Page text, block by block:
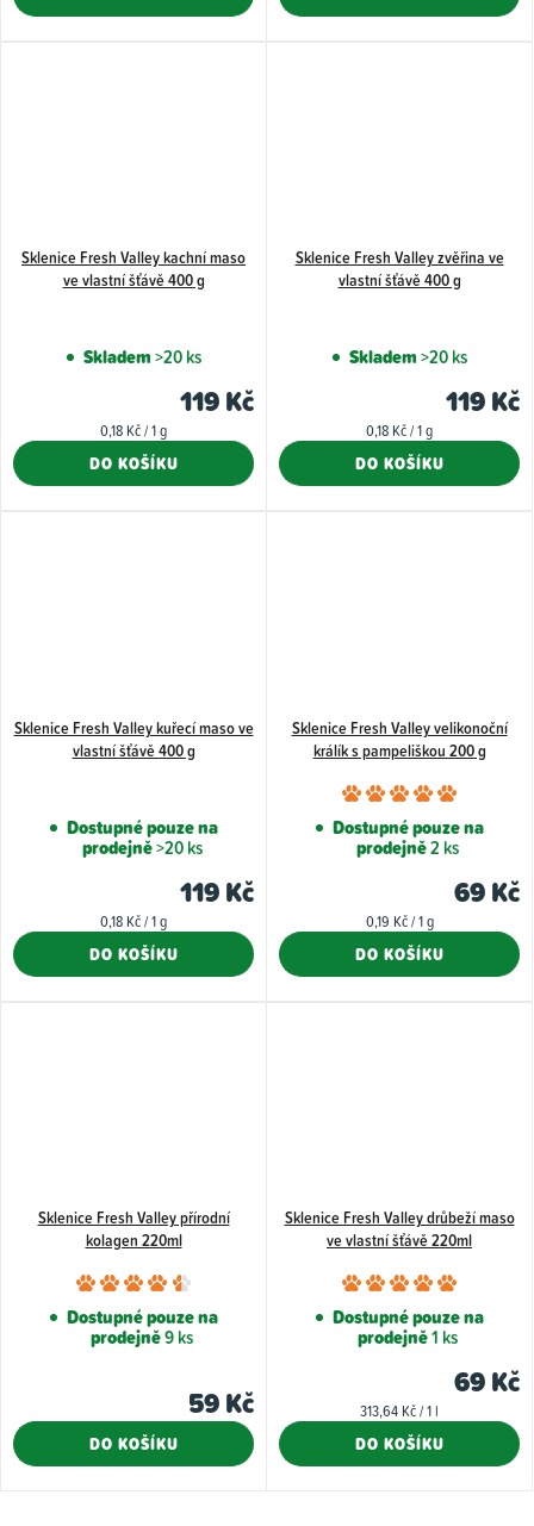
Sklenice Fresh Valley kachní maso
ve vlastní šťávě 400 g
Skladem>20 ks
119 Kč
Měrná
0,18 Kč / 1 g
DO KOŠÍKU
Sklenice Fresh Valley zvěřina ve
vlastní šťávě 400 g
Skladem>20 ks
119 Kč
Měrná
0,18 Kč / 1 g
DO KOŠÍKU
Sklenice Fresh Valley kuřecí maso ve
vlastní šťávě 400 g
Dostupné pouze na
prodejně>20 ks
119 Kč
Měrná
0,18 Kč / 1 g
DO KOŠÍKU
Sklenice Fresh Valley velikonoční
králík s pampeliškou 200 g
je
5,0
z
Dostupné pouze na
prodejně2 ks
69 Kč
Měrná
0,19 Kč / 1 g
DO KOŠÍKU
Sklenice Fresh Valley přírodní
kolagen 220ml
Průměrné
hodnocení
produktu
4,5
z
Dostupné pouze na
prodejně9 ks
59 Kč
DO KOŠÍKU
Sklenice Fresh Valley drůbeží maso
ve vlastní šťávě 220ml
je
5,0
z
Dostupné pouze na
prodejně1 ks
69 Kč
Měrná
313,64 Kč / 1 l
DO KOŠÍKU